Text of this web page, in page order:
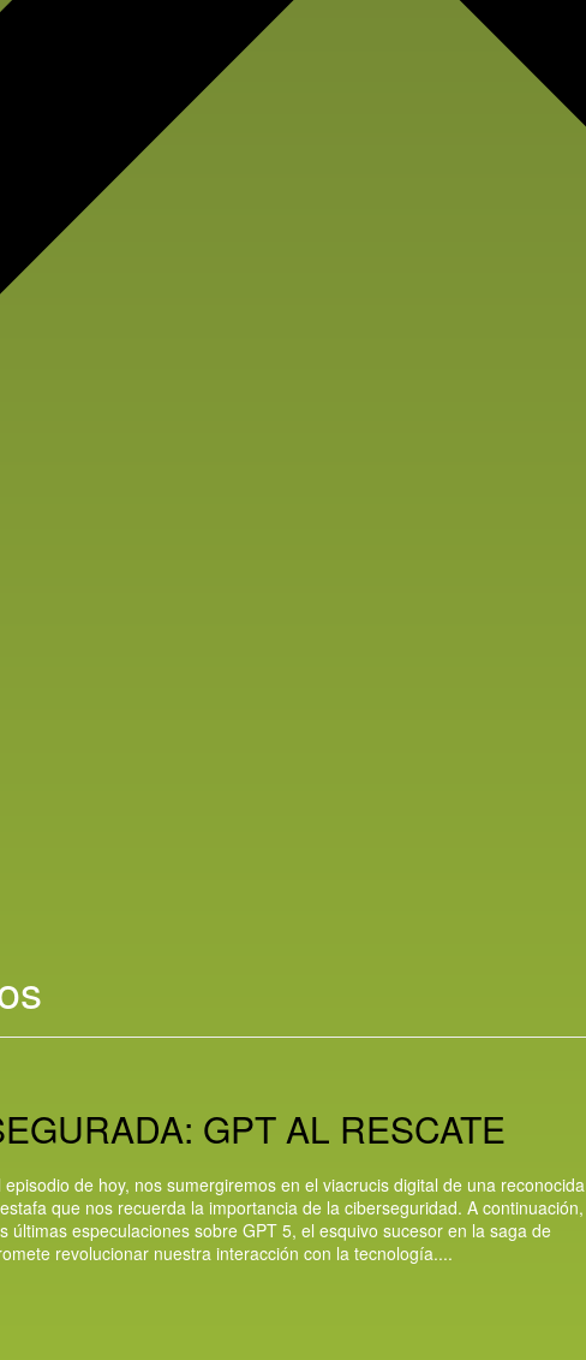
GPT AL RESCATE
de hoy, nos sumergiremos en el viacrucis digital de una reconocida
que nos recuerda la importancia de la ciberseguridad. A continuación,
últimas especulaciones sobre GPT 5, el esquivo sucesor en la saga de
revolucionar nuestra interacción con la tecnología....